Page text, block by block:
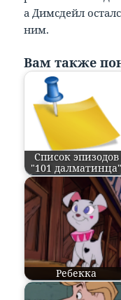
а Димсдейл
ним.
Вам также
Список эпизодов
"101 далматинца"
Ребекка